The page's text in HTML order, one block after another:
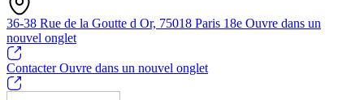
36-38 Rue de la Goutte d Or, 75018 Paris 18e Ouvre dans un
nouvel onglet
ContacterOuvre dans un nouvel onglet